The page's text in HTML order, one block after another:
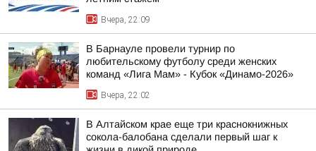
Вчера, 22:09
В Барнауле провели турнир по
любительскому футболу среди женских
команд «Лига Мам» - Кубок «Динамо-2026»
Вчера, 22:02
В Алтайском крае еще три краснокнижных
сокола-балобана сделали первый шаг к